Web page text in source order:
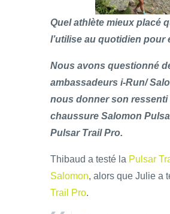
Quel athlète mieux placé
l’utilise au quotidien pour
Nous avons questionné
ambassadeurs i-Run/
nous donner son ressenti
chaussure Salomon
Pulsar Trail Pro.
Thibaud a testé la Pulsar
Salomon, alors que Julie a
Trail Pro.